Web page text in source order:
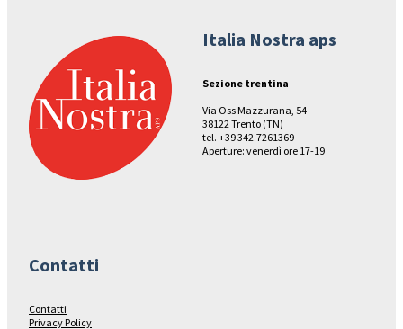
Italia Nostra aps
Sezione trentina
Via Oss Mazzurana, 54
38122 Trento (TN)
tel. +39 342.7261369
Aperture: venerdì ore 17-19
Contatti
Contatti
Privacy Policy